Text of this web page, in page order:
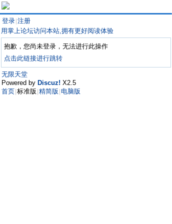
登录 注册
用掌上论坛访问本站,拥有更好阅读体验
抱歉，您尚未登录，无法进行此操作
点击此链接进行跳转
无限天堂
Powered by Discuz! X2.5
首页 标准版 精简版 电脑版